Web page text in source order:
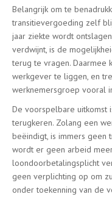
Belangrijk om te
transitievergoeding zelf
jaar ziekte wordt
verdwijnt, is de
terug te vragen. Daarmee
werkgever te liggen, en
werknemersgroep vooral
De voorspelbare uitkomst
terugkeren. Zolang een
beëindigt, is immers geen
wordt er geen arbeid
loondoorbetalingsplicht
geen verplichting op om
onder toekenning van de